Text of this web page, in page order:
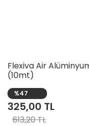
Flexiva Air
(10mt)
%47
325,00 TL
613,20 TL